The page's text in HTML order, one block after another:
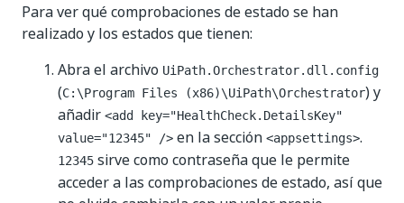
Para ver qué comprobaciones de estado se han
realizado y los estados que tienen:
Abra el archivo UiPath.Orchestrator.dll.config
(C:\Program Files (x86)\UiPath\Orchestrator) y
añadir <add key="HealthCheck.DetailsKey"
value="12345" /> en la sección <appsettings>.
12345 sirve como contraseña que le permite
acceder a las comprobaciones de estado, así que